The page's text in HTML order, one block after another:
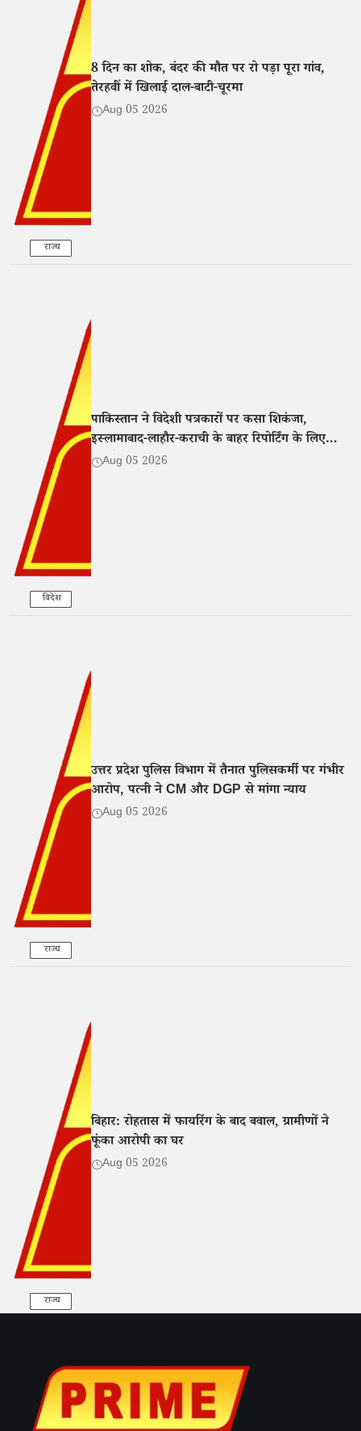
राज्य
8 दिन का शोक, बंदर की मौत पर रो पड़ा पूरा गांव,
तेरहवीं में खिलाई दाल-बाटी-चूरमा
Aug 05 2026
विदेश
पाकिस्तान ने विदेशी पत्रकारों पर कसा शिकंजा,
इस्लामाबाद-लाहौर-कराची के बाहर रिपोर्टिंग के लिए
एनओसी अनिवार्य
Aug 05 2026
राज्य
उत्तर प्रदेश पुलिस विभाग में तैनात पुलिसकर्मी पर गंभीर
आरोप, पत्नी ने CM और DGP से मांगा न्याय
Aug 05 2026
राज्य
बिहार: रोहतास में फायरिंग के बाद बवाल, ग्रामीणों ने
फूंका आरोपी का घर
Aug 05 2026